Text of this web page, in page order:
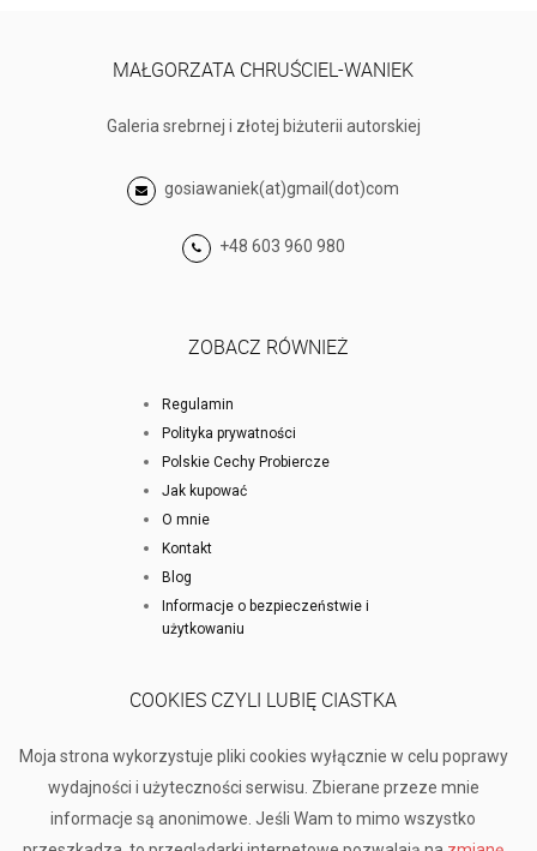
MAŁGORZATA CHRUŚCIEL-WANIEK
Galeria srebrnej i złotej biżuterii autorskiej
gosiawaniek(at)gmail(dot)com
+48 603 960 980
ZOBACZ RÓWNIEŻ
Regulamin
Polityka prywatności
Polskie Cechy Probiercze
Jak kupować
O mnie
Kontakt
Blog
Informacje o bezpieczeństwie i
użytkowaniu
COOKIES CZYLI LUBIĘ CIASTKA
Moja strona wykorzystuje pliki cookies wyłącznie w celu poprawy
wydajności i użyteczności serwisu. Zbierane przeze mnie
informacje są anonimowe. Jeśli Wam to mimo wszystko